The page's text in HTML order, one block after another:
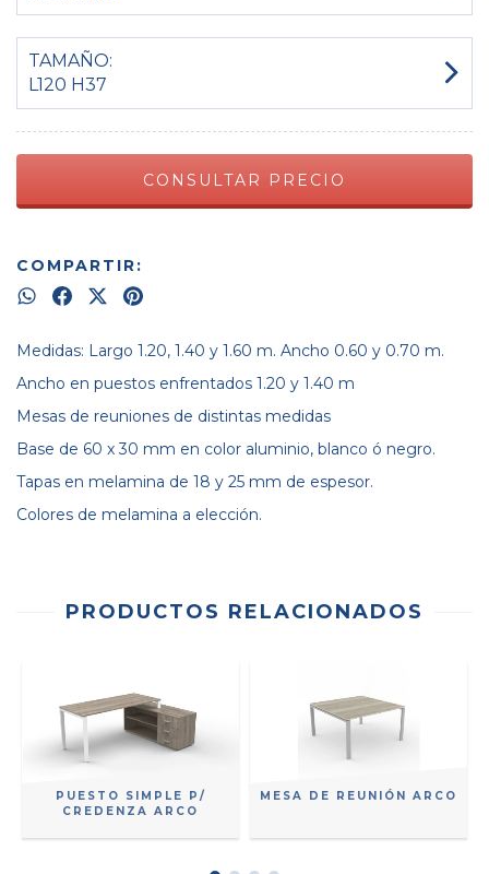
TAMAÑO:
L120 H37
COMPARTIR:
Medidas: Largo 1.20, 1.40 y 1.60 m. Ancho 0.60 y 0.70 m.
Ancho en puestos enfrentados 1.20 y 1.40 m
Mesas de reuniones de distintas medidas
Base de 60 x 30 mm en color aluminio, blanco ó negro.
Tapas en melamina de 18 y 25 mm de espesor.
Colores de melamina a elección.
PRODUCTOS RELACIONADOS
PUESTO SIMPLE P/
CREDENZA ARCO
MESA DE REUNIÓN ARCO